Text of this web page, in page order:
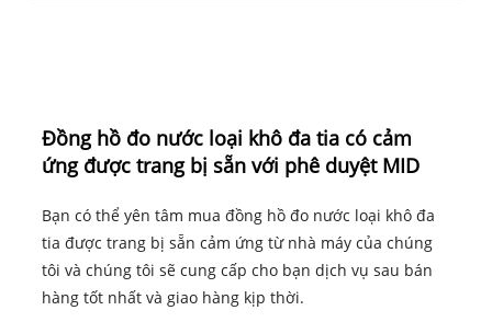
Đồng hồ đo nước loại khô đa tia có cảm
ứng được trang bị sẵn với phê duyệt MID
Bạn có thể yên tâm mua đồng hồ đo nước loại khô đa
tia được trang bị sẵn cảm ứng từ nhà máy của chúng
tôi và chúng tôi sẽ cung cấp cho bạn dịch vụ sau bán
hàng tốt nhất và giao hàng kịp thời.